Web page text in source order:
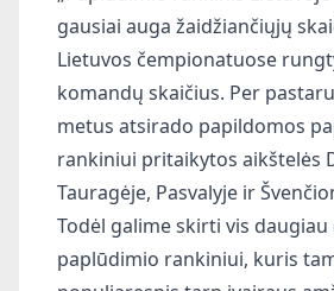
gausiai auga žaidžiančiųjų
Lietuvos čempionatuose
komandų skaičius. Per
metus atsirado papildomos
rankiniui pritaikytos aikštelės
Tauragėje, Pasvalyje ir
Todėl galime skirti vis daugiau
paplūdimio rankiniui, kuris